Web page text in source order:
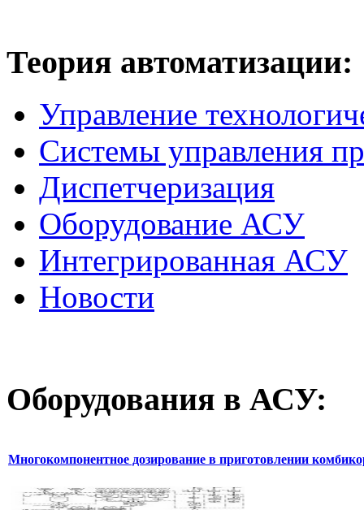
Теория автоматизации:
Управление
Системы управления
Диспетчеризация
Оборудование АСУ
Интегрированная АСУ
Новости
Оборудования в АСУ:
Многокомпонентное дозирование в приготовлении